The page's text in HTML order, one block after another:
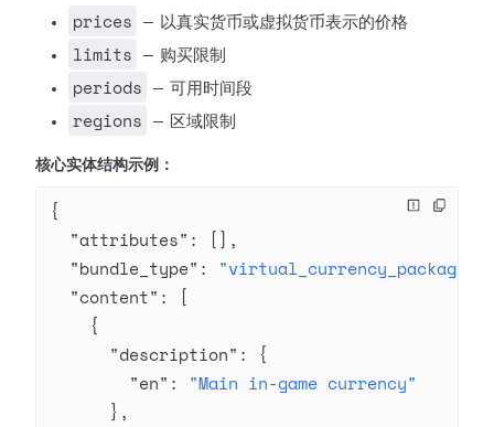
prices — 以真实货币或虚拟货币表示的价格
limits — 购买限制
periods — 可用时间段
regions — 区域限制
核心实体结构示例：
{
  "attributes"
: [],
  "bundle_type"
: "virtual_currency_package"
  "content"
: [
    {
      "description"
: {
        "en"
: "Main in-game currency"
      },